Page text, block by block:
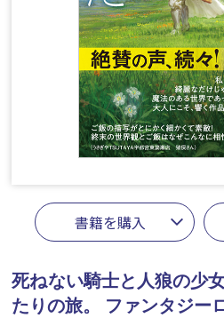
書籍を購入
死ねない騎士と人狼の少
たりの旅。
ファンタジー